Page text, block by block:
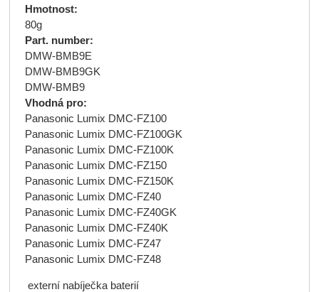
Hmotnost:
80g
Part. number:
DMW-BMB9E
DMW-BMB9GK
DMW-BMB9
Vhodná pro:
Panasonic Lumix DMC-FZ100
Panasonic Lumix DMC-FZ100GK
Panasonic Lumix DMC-FZ100K
Panasonic Lumix DMC-FZ150
Panasonic Lumix DMC-FZ150K
Panasonic Lumix DMC-FZ40
Panasonic Lumix DMC-FZ40GK
Panasonic Lumix DMC-FZ40K
Panasonic Lumix DMC-FZ47
Panasonic Lumix DMC-FZ48
externí nabíječka baterií